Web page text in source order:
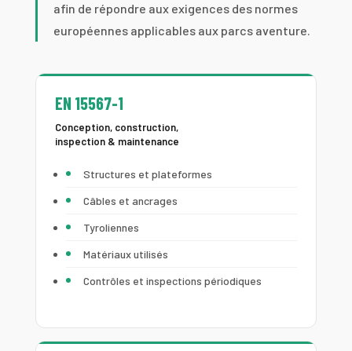
afin de répondre aux exigences des normes
européennes applicables aux parcs aventure.
EN 15567-1
Conception, construction,
inspection & maintenance
Structures et plateformes
Câbles et ancrages
Tyroliennes
Matériaux utilisés
Contrôles et inspections périodiques